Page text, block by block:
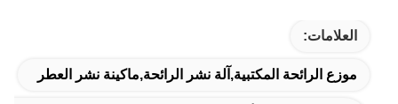
العلامات:
موزع الرائحة المكتبية,آلة نشر الرائحة,ماكينة نشر العطر